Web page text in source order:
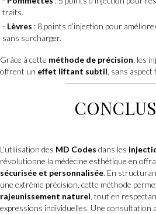
traits.
Lèvres : 8 points d’injection pour
sans surcharger.
Grâce à cette méthode de précision, les
offrent un effet liftant subtil, sans
L’utilisation des MD Codes dans les
révolutionne la médecine esthétique en
sécurisée et personnalisée. En
une extrême précision, cette méthode
rajeunissement naturel, tout en
expressions individuelles. Une consultation